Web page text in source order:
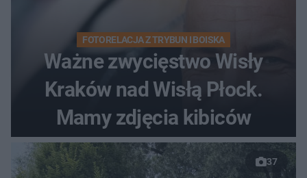
FOTORELACJA Z TRYBUN I BOISKA
Ważne zwycięstwo Wisły
Kraków nad Wisłą Płock.
Mamy zdjęcia kibiców
37